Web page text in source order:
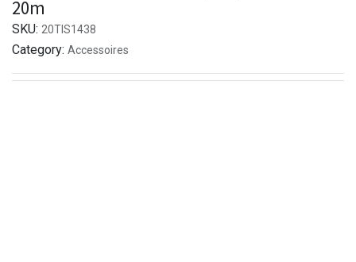
20m
SKU: 20TIS1438
Category: Accessoires